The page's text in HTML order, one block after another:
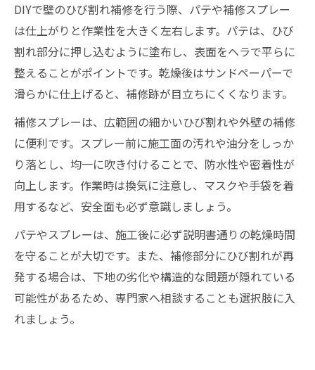
DIYで壁のひび割れ補修を行う際、パテや補修スプレー
は仕上がりと作業性を大きく左右します。パテは、ひび
割れ部分に押し込むように塗布し、表面をヘラで平らに
整えることがポイントです。乾燥後はサンドペーパーで
滑らかに仕上げると、補修跡が目立ちにくくなります。
補修スプレーは、広範囲の細かいひび割れや外壁の補修
に便利です。スプレー前に施工面の汚れや油分をしっか
り落とし、均一に吹き付けることで、防水性や密着性が
向上します。作業時は換気に注意し、マスクや手袋を着
用するなど、安全面も必ず意識しましょう。
パテやスプレーは、施工後に必ず説明書通りの乾燥時間
を守ることが大切です。また、補修部分にひび割れが再
発する場合は、下地の劣化や構造的な問題が隠れている
可能性があるため、専門家へ相談することも選択肢に入
れましょう。